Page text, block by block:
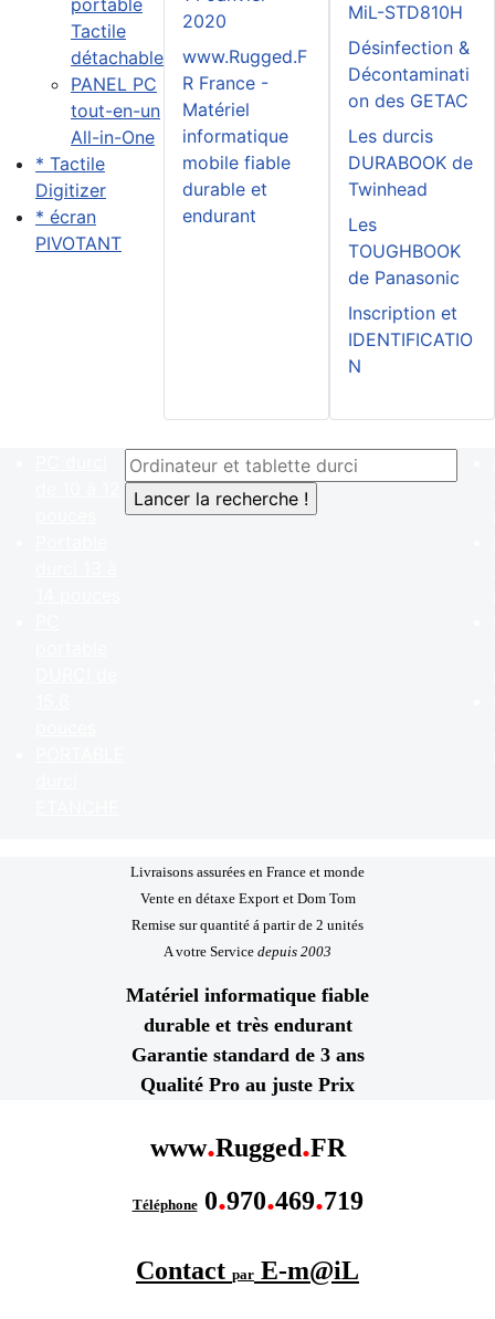
Tactile
détachable
PANEL PC
tout-en-un
All-in-One
* Tactile
Digitizer
* écran
PIVOTANT
2020
www.Rugged.F
R France -
Matériel
informatique
mobile fiable
durable et
endurant
MiL-STD810H
Désinfection &
Décontaminati
on des GETAC
Les durcis
DURABOOK de
Twinhead
Les
TOUGHBOOK
de Panasonic
Inscription et
IDENTIFICATIO
N
Livraisons assurées en France et monde
Vente en détaxe Export et Dom Tom
Remise sur quantité á partir de 2 unités
A votre Service depuis 2003
Matériel informatique fiable
durable et très endurant
Garantie standard de 3 ans
Qualité Pro au juste Prix
www.Rugged.FR
Téléphone0.970.469.719
Contact par E-m@iL